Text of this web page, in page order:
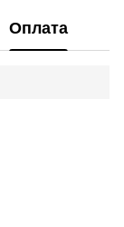
Оплата